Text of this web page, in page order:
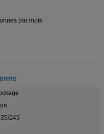
par mois
245